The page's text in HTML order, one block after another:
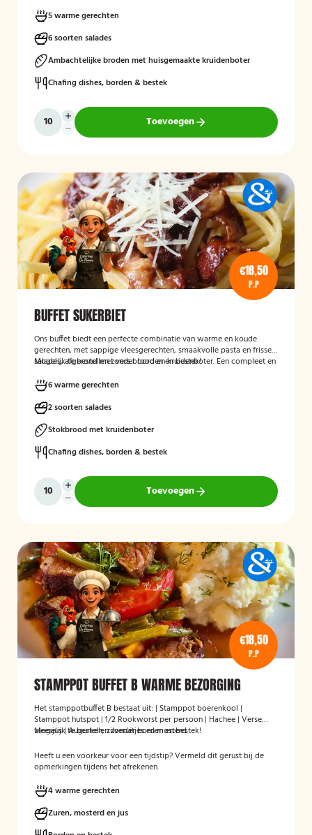
5 warme gerechten
6 soorten salades
Ambachtelijke broden met huisgemaakte kruidenboter
Chafing dishes, borden & bestek
Toevoegen
€18,50
P.P
BUFFET SUKERBIET
Ons buffet biedt een perfecte combinatie van warme en koude
gerechten, met sappige vleesgerechten, smaakvolle pasta en frisse
salades, afgerond met vers brood en kruidenboter. Een compleet en
Mogelijk te bestellen zonder borden en bestek!
6 warme gerechten
2 soorten salades
Stokbrood met kruidenboter
Chafing dishes, borden & bestek
Toevoegen
€18,50
P.P
STAMPPOT BUFFET B WARME BEZORGING
Het stamppotbuffet B bestaat uit: | Stamppot boerenkool |
Stamppot hutspot | 1/2 Rookworst per persoon | Hachee | Verse
vleesjus | Augurken, zilveruitjes en mosterd
Mogelijk te bestellen zonder borden en bestek!
Heeft u een voorkeur voor een tijdstip? Vermeld dit gerust bij de
opmerkingen tijdens het afrekenen.
4 warme gerechten
Zuren, mosterd en jus